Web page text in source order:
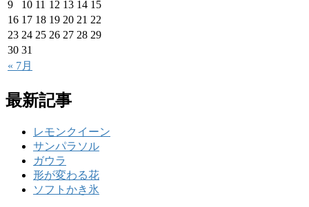
« 7月
9
10 11 12 13 14 15
16 17 18 19 20 21 22
23 24 25 26 27 28 29
30 31
最新記事
レモンクイーン
サンパラソル
ガウラ
形が変わる花
ソフトかき氷